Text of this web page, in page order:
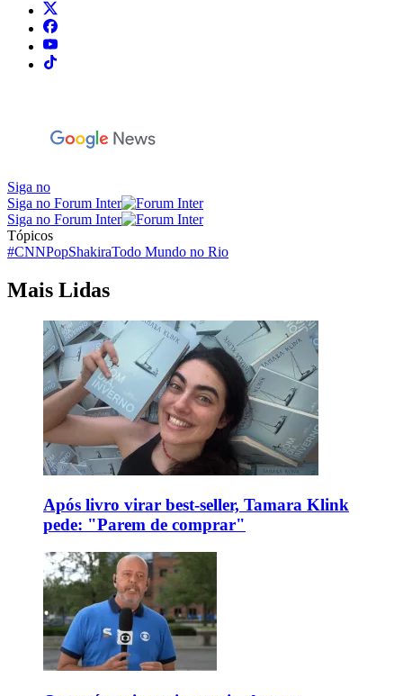
Siga no
Siga no Forum Inter
Siga no Forum Inter
Tópicos
#CNNPopShakiraTodo Mundo no Rio
Mais Lidas
Após livro virar best-seller, Tamara Klink
pede: "Parem de comprar"